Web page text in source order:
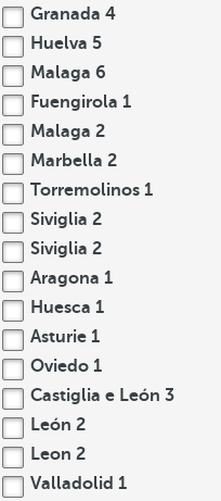
Granada 4
Huelva 5
Malaga 6
Fuengirola 1
Malaga 2
Marbella 2
Torremolinos 1
Siviglia 2
Siviglia 2
Aragona 1
Huesca 1
Asturie 1
Oviedo 1
Castiglia e León 3
León 2
Leon 2
Valladolid 1